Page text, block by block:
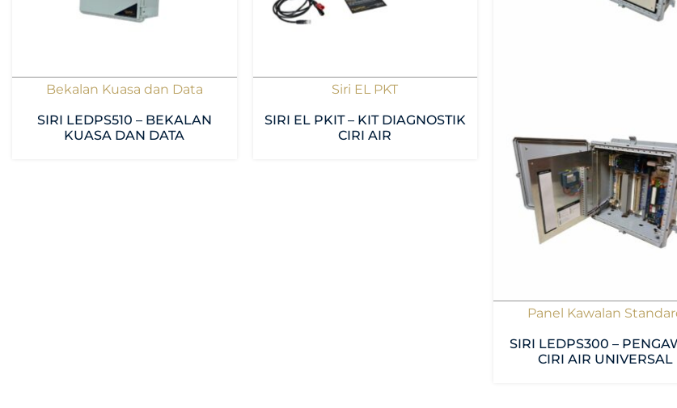
Bekalan Kuasa dan Data
SIRI LEDPS510 – BEKALAN
KUASA DAN DATA
Siri EL PKT
SIRI EL PKIT – KIT DIAGNOSTIK
CIRI AIR
Panel Kawalan
SIRI LEDPS300 –
CIRI AIR UNIVERSAL